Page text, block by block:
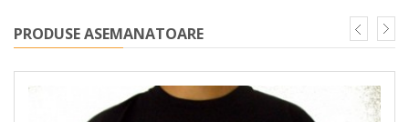
PRODUSE ASEMANATOARE